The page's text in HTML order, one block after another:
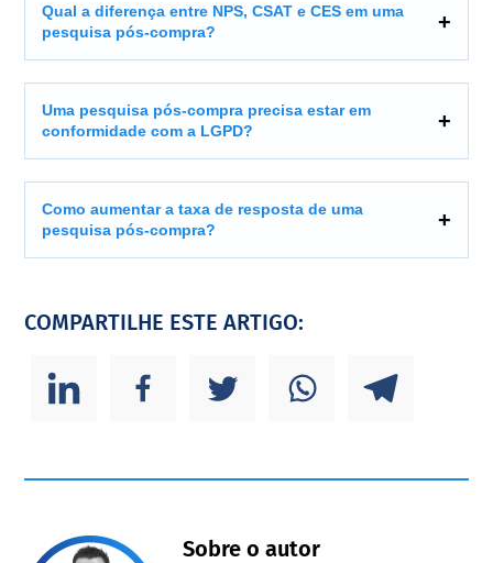
Qual a diferença entre NPS, CSAT e CES em uma
pesquisa pós-compra?
Uma pesquisa pós-compra precisa estar em
conformidade com a LGPD?
Como aumentar a taxa de resposta de uma
pesquisa pós-compra?
COMPARTILHE ESTE ARTIGO:
Sobre o autor